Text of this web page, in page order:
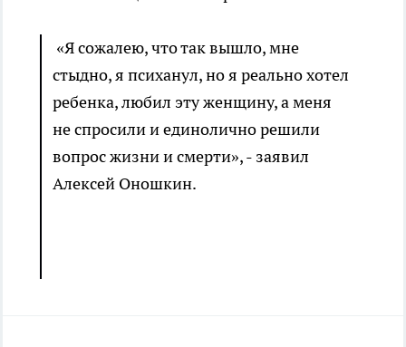
«Я сожалею, что так вышло, мне
стыдно, я психанул, но я реально хотел
ребенка, любил эту женщину, а меня
не спросили и единолично решили
вопрос жизни и смерти», - заявил
Алексей Оношкин.